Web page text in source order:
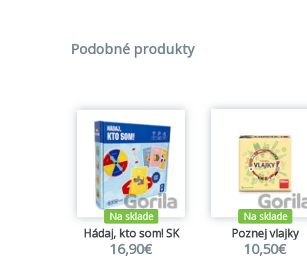
Podobné produkty
Na sklade
Hádaj, kto som! SK
16,90€
Na sklade
Poznej vlajky
10,50€